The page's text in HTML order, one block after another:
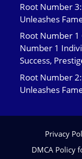
Root Number
Unleashes
Root Number
Number 1
Success,
Root Number
Unleashes
Privacy
DMCA Policy